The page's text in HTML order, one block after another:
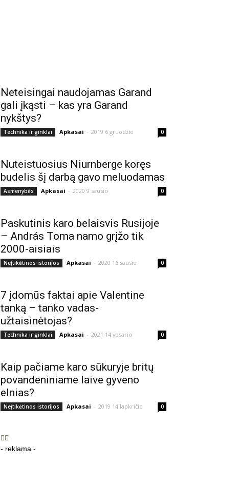
Neteisingai naudojamas Garand
gali įkąsti – kas yra Garand
nykštys?
Technika ir ginklai Apkasai - 2019 6 gruodžio 0
Nuteistuosius Niurnberge koręs
budelis šį darbą gavo meluodamas
Asmenybės Apkasai - 2020 9 sausio 0
Paskutinis karo belaisvis Rusijoje
– András Toma namo grįžo tik
2000-aisiais
Neįtikėtinos istorijos Apkasai - 2020 16 sausio 0
7 įdomūs faktai apie Valentine
tanką – tanko vadas-
užtaisinėtojas?
Technika ir ginklai Apkasai - 2021 14 vasario 0
Kaip pačiame karo sūkuryje britų
povandeniniame laive gyveno
elnias?
Neįtikėtinos istorijos Apkasai - 2019 14 lapkričio 0
- reklama -